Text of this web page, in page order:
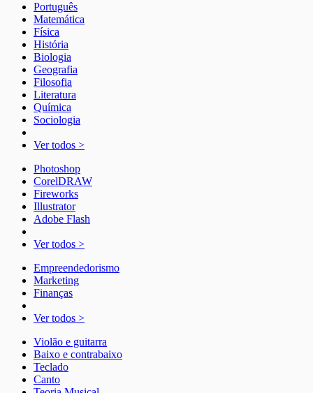
Português
Matemática
Física
História
Biologia
Geografia
Filosofia
Literatura
Química
Sociologia
Ver todos >
Photoshop
CorelDRAW
Fireworks
Illustrator
Adobe Flash
Ver todos >
Empreendedorismo
Marketing
Finanças
Ver todos >
Violão e guitarra
Baixo e contrabaixo
Teclado
Canto